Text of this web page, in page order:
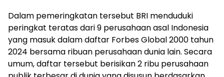
Dalam pemeringkatan tersebut BRI menduduki
peringkat teratas dari 9 perusahaan asal Indonesia
yang masuk dalam daftar Forbes Global 2000 tahun
2024 bersama ribuan perusahaan dunia lain. Secara
umum, daftar tersebut berisikan 2 ribu perusahaan